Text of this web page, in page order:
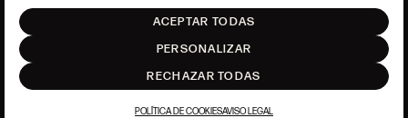
ACEPTAR TODAS
PERSONALIZAR
RECHAZAR TODAS
POLÍTICA DE COOKIESAVISO LEGAL